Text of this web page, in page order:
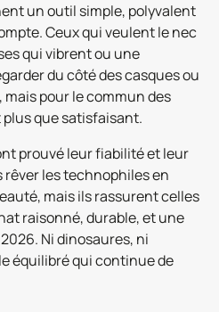
un outil simple, polyvalent
Ceux qui veulent le nec
qui vibrent ou une
du côté des casques ou
pour le commun des
que satisfaisant.
prouvé leur fiabilité et leur
les technophiles en
mais ils rassurent celles
raisonné, durable, et une
Ni dinosaures, ni
équilibré qui continue de